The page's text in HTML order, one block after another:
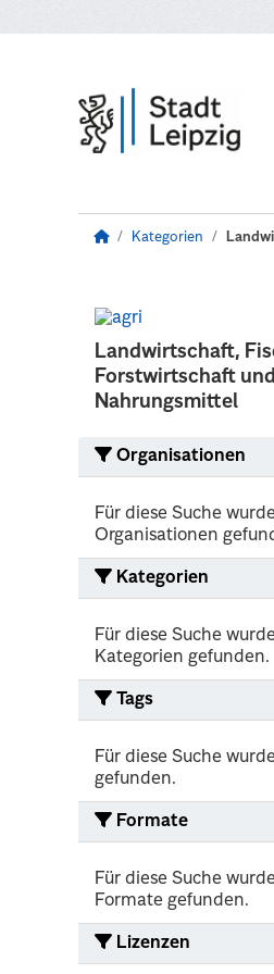
Kategorien
Landwirtschaft,
Forstwirtschaft und
Nahrungsmittel
Organisationen
Für diese Suche
Organisationen
Kategorien
Für diese Suche
Kategorien gefunden.
Tags
Für diese Suche
gefunden.
Formate
Für diese Suche
Formate gefunden.
Lizenzen